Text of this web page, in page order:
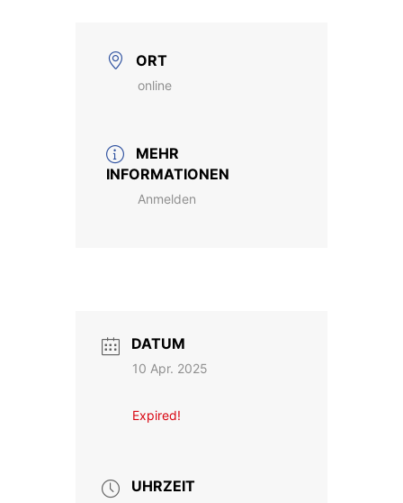
ORT
online
MEHR
INFORMATIONEN
Anmelden
DATUM
10 Apr. 2025
Expired!
UHRZEIT